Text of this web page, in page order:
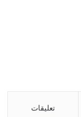
تعليقات